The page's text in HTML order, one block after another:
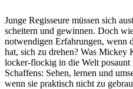
Junge Regisseure müssen sich
scheitern und gewinnen. Doch
notwendigen Erfahrungen, wenn
hat, sich zu drehen? Was Mickey
locker-flockig in die Welt posaunt
Schaffens: Sehen, lernen und
wenn sie praktisch nicht zu